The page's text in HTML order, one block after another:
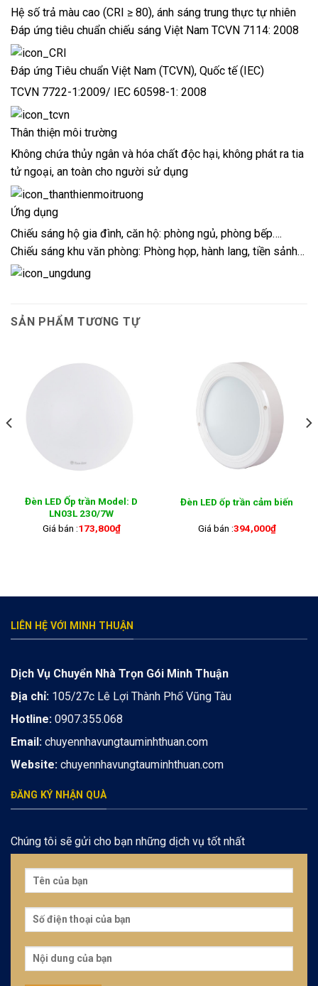
Hệ số trả màu cao (CRI ≥ 80), ánh sáng trung thực tự nhiên
Đáp ứng tiêu chuẩn chiếu sáng Việt Nam TCVN 7114: 2008
Đáp ứng Tiêu chuẩn Việt Nam (TCVN), Quốc tế (IEC)
TCVN 7722-1:2009/ IEC 60598-1: 2008
Thân thiện môi trường
Không chứa thủy ngân và hóa chất độc hại, không phát ra tia
tử ngoại, an toàn cho người sử dụng
Ứng dụng
Chiếu sáng hộ gia đình, căn hộ: phòng ngủ, phòng bếp….
Chiếu sáng khu văn phòng: Phòng họp, hành lang, tiền sảnh…
SẢN PHẨM TƯƠNG TỰ
Đèn LED Ốp trần Model: D
LN03L 230/7W
Giá bán :173,800₫
Đèn LED ốp trần cảm biến
Giá bán :394,000₫
LIÊN HỆ VỚI MINH THUẬN
Dịch Vụ Chuyển Nhà Trọn Gói Minh Thuận
Địa chỉ: 105/27c Lê Lợi Thành Phố Vũng Tàu
Hotline: 0907.355.068
Email: chuyennhavungtauminhthuan.com
Website: chuyennhavungtauminhthuan.com
ĐĂNG KÝ NHẬN QUÀ
Chúng tôi sẽ gửi cho bạn những dịch vụ tốt nhất